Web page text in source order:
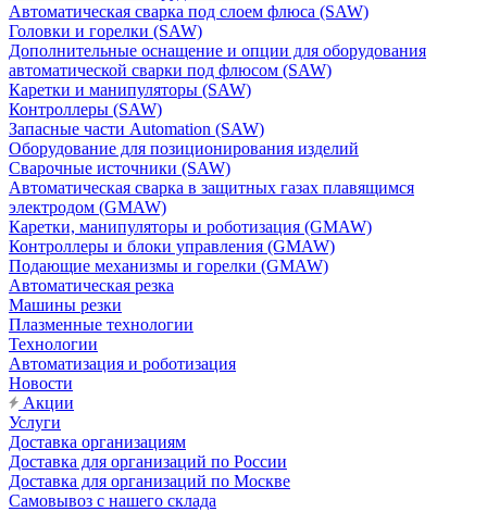
Автоматическая сварка под слоем флюса (SAW)
Головки и горелки (SAW)
Дополнительные оснащение и опции для оборудования
автоматической сварки под флюсом (SAW)
Каретки и манипуляторы (SAW)
Контроллеры (SAW)
Запасные части Automation (SAW)
Оборудование для позиционирования изделий
Сварочные источники (SAW)
Автоматическая сварка в защитных газах плавящимся
электродом (GMAW)
Каретки, манипуляторы и роботизация (GMAW)
Контроллеры и блоки управления (GMAW)
Подающие механизмы и горелки (GMAW)
Автоматическая резка
Машины резки
Плазменные технологии
Технологии
Автоматизация и роботизация
Новости
Акции
Услуги
Доставка организациям
Доставка для организаций по России
Доставка для организаций по Москве
Самовывоз с нашего склада